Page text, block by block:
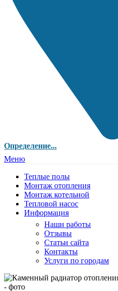
Определение...
Меню
Теплые полы
Монтаж отопления
Монтаж котельной
Тепловой насос
Информация
Наши работы
Отзывы
Статьи сайта
Контакты
Услуги по городам